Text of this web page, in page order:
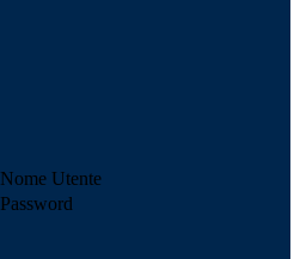
Nome Utente
Password